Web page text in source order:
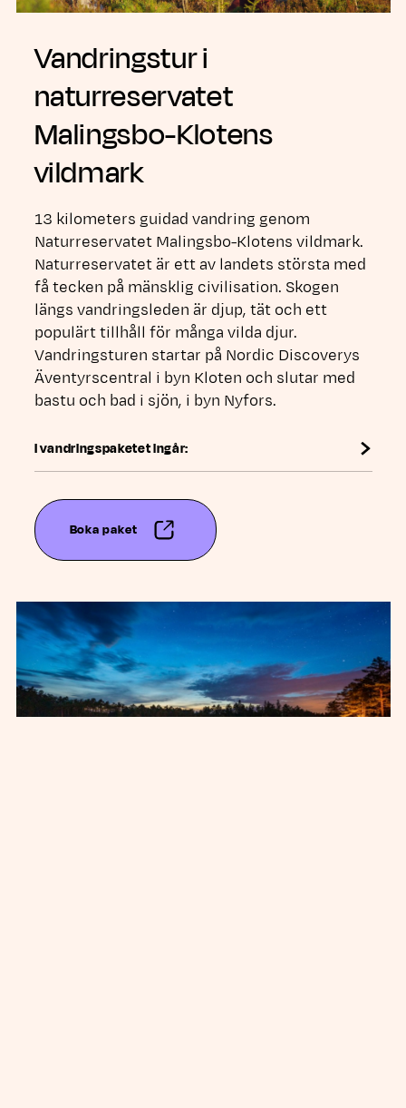
Vandringstur i
naturreservatet
Malingsbo-Klotens
vildmark
13 kilometers guidad vandring genom
Naturreservatet Malingsbo-Klotens vildmark.
Naturreservatet är ett av landets största med
få tecken på mänsklig civilisation. Skogen
längs vandringsleden är djup, tät och ett
populärt tillhåll för många vilda djur.
Vandringsturen startar på Nordic Discoverys
Äventyrscentral i byn Kloten och slutar med
bastu och bad i sjön, i byn Nyfors.
I vandringspaketet ingår:
Boka paket